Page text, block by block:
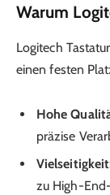
Warum
Logitech
einen festen
Hohe
präzise
Vielseitigkeit
zu High-